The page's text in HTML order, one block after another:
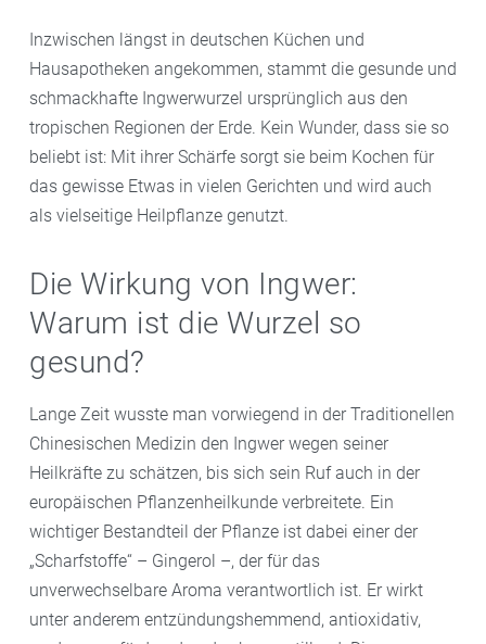
Inzwischen längst in deutschen Küchen und
Hausapotheken angekommen, stammt die gesunde und
schmackhafte Ingwerwurzel ursprünglich aus den
tropischen Regionen der Erde. Kein Wunder, dass sie so
beliebt ist: Mit ihrer Schärfe sorgt sie beim Kochen für
das gewisse Etwas in vielen Gerichten und wird auch
als vielseitige Heilpflanze genutzt.
Die Wirkung von Ingwer:
Warum ist die Wurzel so
gesund?
Lange Zeit wusste man vorwiegend in der Traditionellen
Chinesischen Medizin den Ingwer wegen seiner
Heilkräfte zu schätzen, bis sich sein Ruf auch in der
europäischen Pflanzenheilkunde verbreitete. Ein
wichtiger Bestandteil der Pflanze ist dabei einer der
„Scharfstoffe“ – Gingerol –, der für das
unverwechselbare Aroma verantwortlich ist. Er wirkt
unter anderem entzündungshemmend, antioxidativ,